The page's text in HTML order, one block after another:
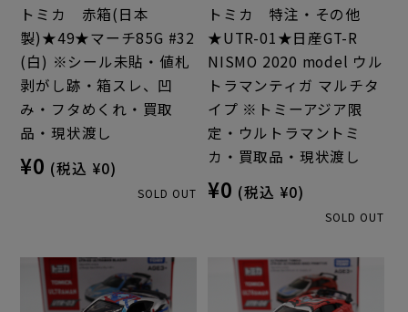
トミカ 赤箱(日本
製)★49★マーチ85G #32
(白) ※シール未貼・値札
剥がし跡・箱スレ、凹
み・フタめくれ・買取
品・現状渡し
¥0 (税込 ¥0)
SOLD OUT
トミカ 特注・その他
★UTR-01★日産GT-R
NISMO 2020 model ウル
トラマンティガ マルチタ
イプ ※トミーアジア限
定・ウルトラマントミ
カ・買取品・現状渡し
¥0 (税込 ¥0)
SOLD OUT